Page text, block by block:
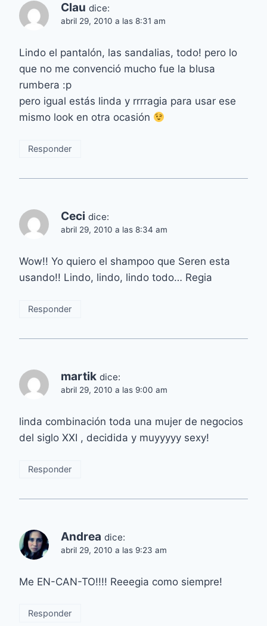
Clau dice:
abril 29, 2010 a las 8:31 am
Lindo el pantalón, las sandalias, todo! pero lo
que no me convenció mucho fue la blusa
rumbera :p
pero igual estás linda y rrrragia para usar ese
mismo look en otra ocasión
Responder
Ceci dice:
abril 29, 2010 a las 8:34 am
Wow!! Yo quiero el shampoo que Seren esta
usando!! Lindo, lindo, lindo todo… Regia
Responder
martik dice:
abril 29, 2010 a las 9:00 am
linda combinación toda una mujer de negocios
del siglo XXI , decidida y muyyyyy sexy!
Responder
Andrea dice:
abril 29, 2010 a las 9:23 am
Me EN-CAN-TO!!!! Reeegia como siempre!
Responder